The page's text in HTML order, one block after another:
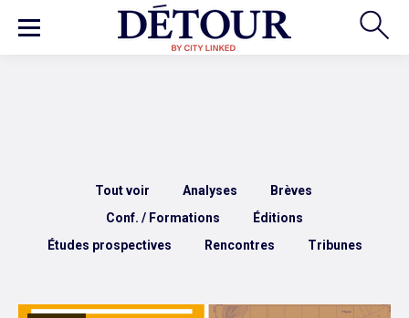
Tout voir Analyses
Brèves
Conf. / Formations
Éditions
Études prospectives
Rencontres Tribunes